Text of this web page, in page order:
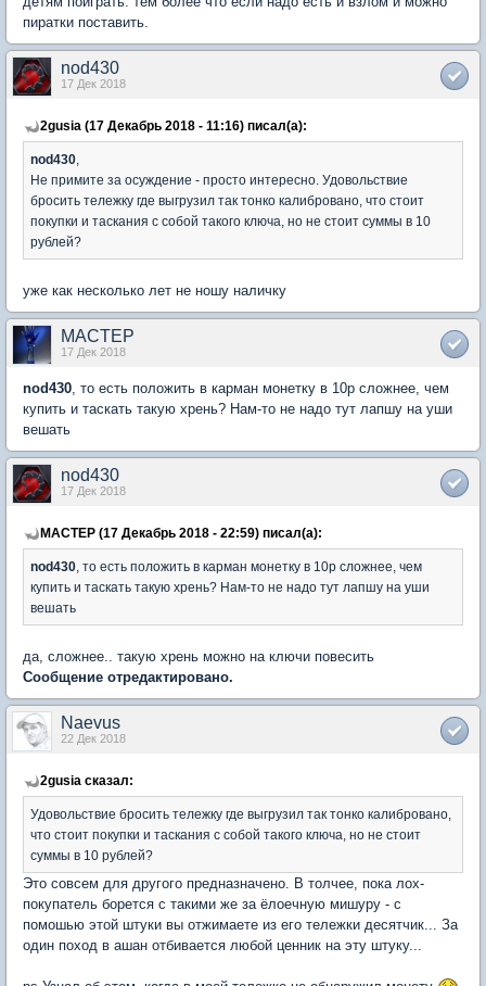
пиратки поставить.
nod430
17 Дек 2018
2gusia (17 Декабрь 2018 - 11:16) писал(а):
nod430
Не примите за осуждение - просто интересно. Удовольствие
бросить тележку где выгрузил так тонко калибровано, что стоит
покупки и таскания с собой такого ключа, но не стоит суммы в 10
рублей?
уже как несколько лет не ношу наличку
MACTEP
17 Дек 2018
nod430, то есть положить в карман монетку в 10р сложнее, чем
купить и таскать такую хрень? Нам-то не надо тут лапшу на уши
вешать
nod430
17 Дек 2018
MACTEP (17 Декабрь 2018 - 22:59) писал(а):
nod430 , то есть положить в карман монетку в 10р сложнее, чем
купить и таскать такую хрень? Нам-то не надо тут лапшу на уши
вешать
да, сложнее.. такую хрень можно на ключи повесить
Сообщение отредактировано.
Naevus
22 Дек 2018
2gusia сказал:
Удовольствие бросить тележку где выгрузил так тонко калибровано,
что стоит покупки и таскания с собой такого ключа, но не стоит
суммы в 10 рублей?
Это совсем для другого предназначено. В толчее, пока лох-
покупатель борется с такими же за ёлоечную мишуру - с
помошью этой штуки вы отжимаете из его тележки десятчик... За
один поход в ашан отбивается любой ценник на эту штуку...